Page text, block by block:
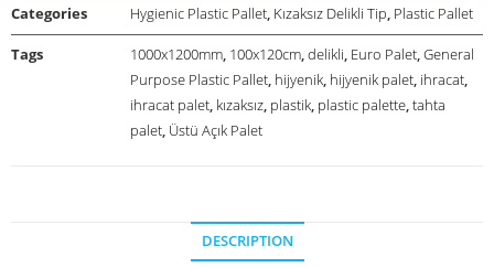
Categories Hygienic Plastic Pallet, Kızaksız Delikli Tip, Plastic Pallet
Tags 1000x1200mm, 100x120cm,delikli, Euro Palet,General
Purpose Plastic Pallet, hijyenik, hijyenik palet, ihracat,
ihracat palet, kızaksız, plastik, plastic palette,tahta
palet, Üstü Açık Palet
DESCRIPTION